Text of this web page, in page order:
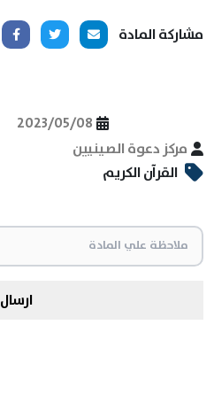
مشاركة المادة
مركز دعوة الصينيين
2023/05/08
القرآن الكريم
ارسال